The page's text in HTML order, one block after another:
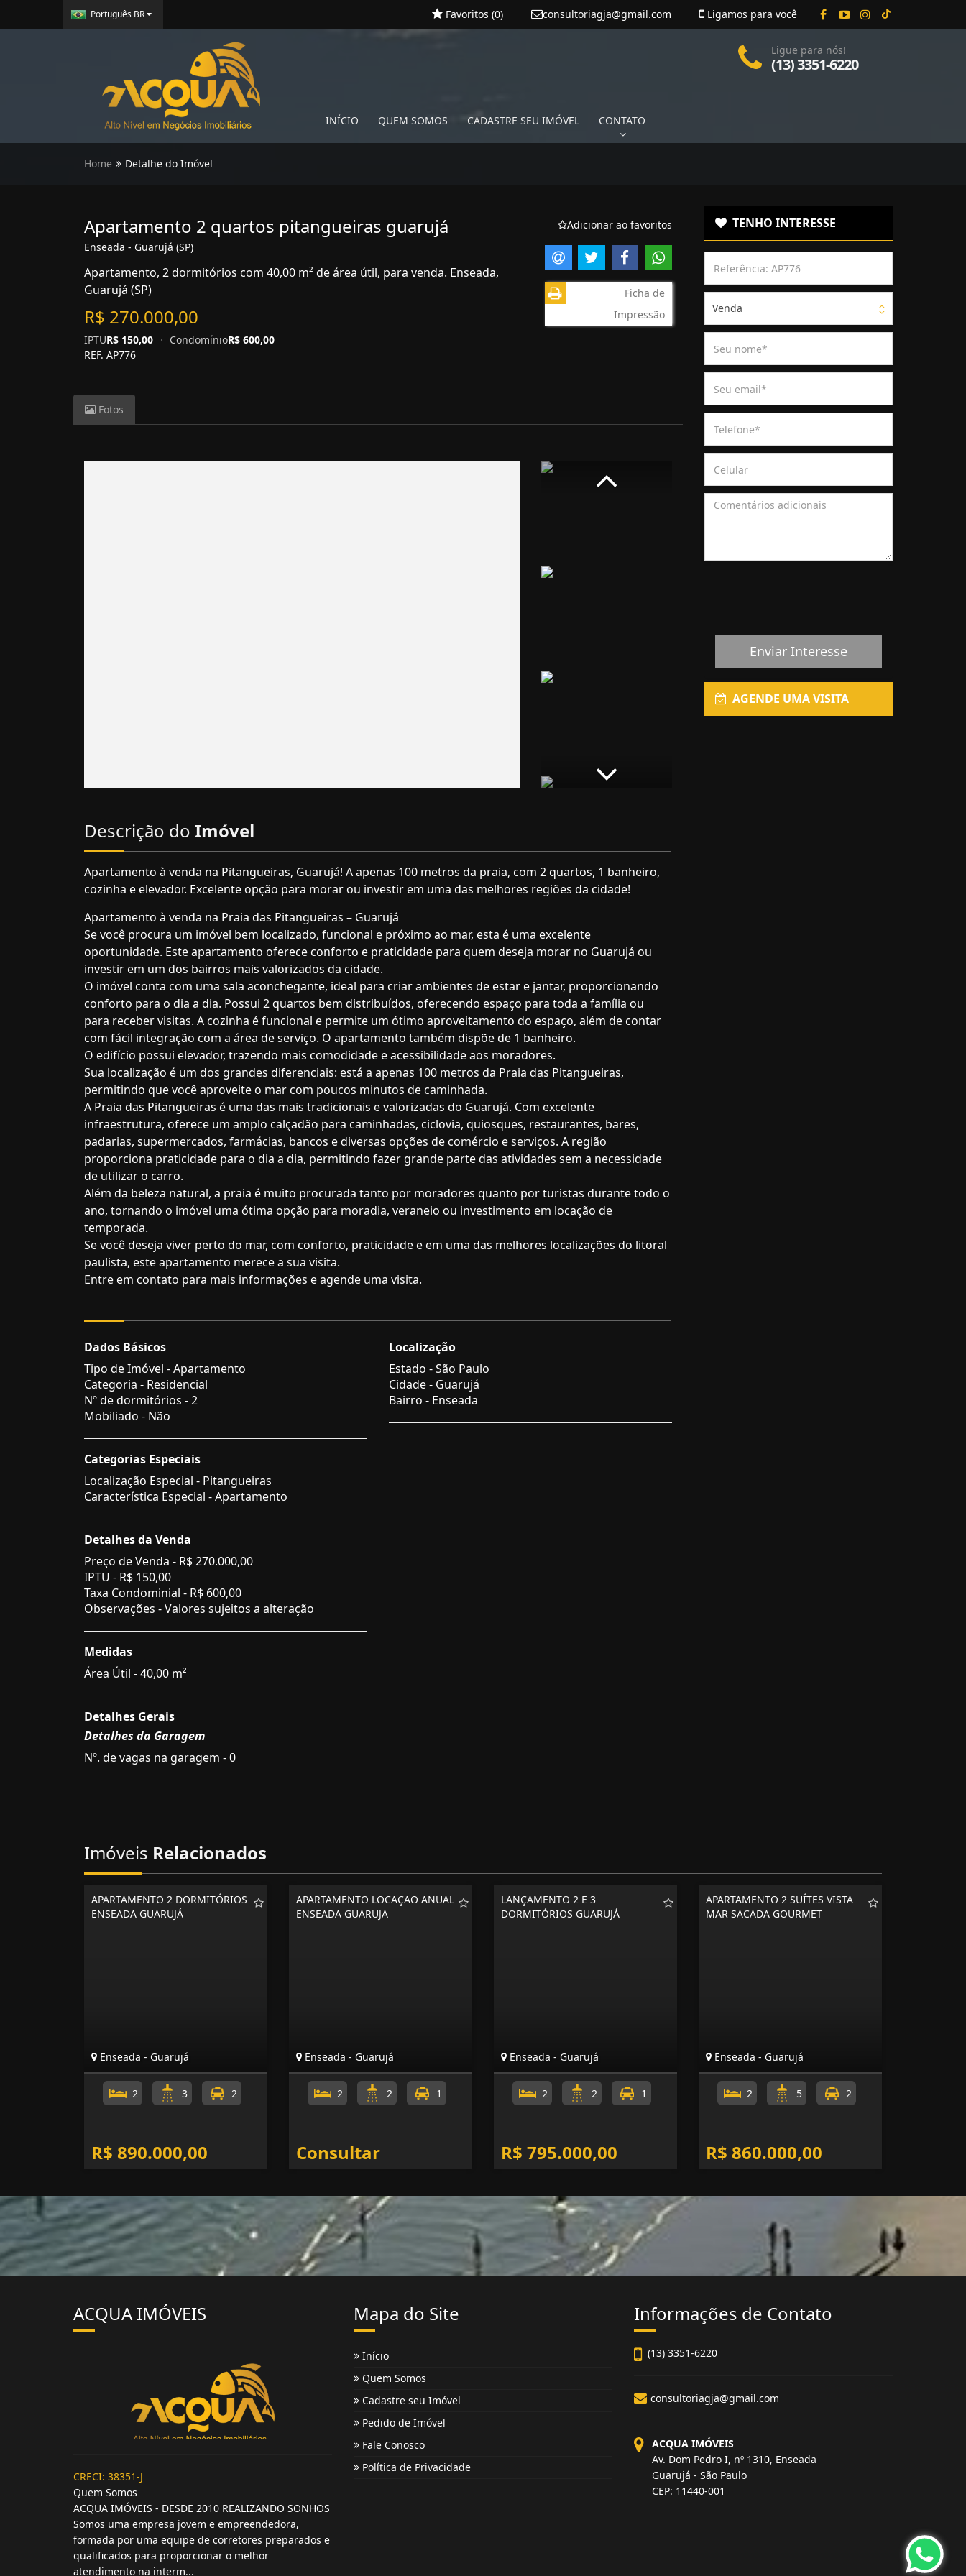
Português BR Ligamos para você
consultoriagja@gmail.com
Favoritos (0)
INÍCIO QUEM SOMOS CADASTRE SEU IMÓVEL CONTATO
Ligue para nós!
(13) 3351-6220
Home Detalhe do Imóvel
Apartamento 2 quartos pitangueiras guarujá
Enseada - Guarujá (SP)
Apartamento, 2 dormitórios com 40,00 m² de área útil, para venda. Enseada,
Guarujá (SP)
R$ 270.000,00
IPTUR$ 150,00 · CondomínioR$ 600,00
REF. AP776
Adicionar ao favoritos
Ficha de
Impressão
Fotos
Descrição do Imóvel
Apartamento à venda na Pitangueiras, Guarujá! A apenas 100 metros da praia, com 2 quartos, 1 banheiro,
cozinha e elevador. Excelente opção para morar ou investir em uma das melhores regiões da cidade!
Apartamento à venda na Praia das Pitangueiras – Guarujá
Se você procura um imóvel bem localizado, funcional e próximo ao mar, esta é uma excelente
oportunidade. Este apartamento oferece conforto e praticidade para quem deseja morar no Guarujá ou
investir em um dos bairros mais valorizados da cidade.
O imóvel conta com uma sala aconchegante, ideal para criar ambientes de estar e jantar, proporcionando
conforto para o dia a dia. Possui 2 quartos bem distribuídos, oferecendo espaço para toda a família ou
para receber visitas. A cozinha é funcional e permite um ótimo aproveitamento do espaço, além de contar
com fácil integração com a área de serviço. O apartamento também dispõe de 1 banheiro.
O edifício possui elevador, trazendo mais comodidade e acessibilidade aos moradores.
Sua localização é um dos grandes diferenciais: está a apenas 100 metros da Praia das Pitangueiras,
permitindo que você aproveite o mar com poucos minutos de caminhada.
A Praia das Pitangueiras é uma das mais tradicionais e valorizadas do Guarujá. Com excelente
infraestrutura, oferece um amplo calçadão para caminhadas, ciclovia, quiosques, restaurantes, bares,
padarias, supermercados, farmácias, bancos e diversas opções de comércio e serviços. A região
proporciona praticidade para o dia a dia, permitindo fazer grande parte das atividades sem a necessidade
de utilizar o carro.
Além da beleza natural, a praia é muito procurada tanto por moradores quanto por turistas durante todo o
ano, tornando o imóvel uma ótima opção para moradia, veraneio ou investimento em locação de
temporada.
Se você deseja viver perto do mar, com conforto, praticidade e em uma das melhores localizações do litoral
paulista, este apartamento merece a sua visita.
Entre em contato para mais informações e agende uma visita.
Dados Básicos
Tipo de Imóvel - Apartamento
Categoria - Residencial
Nº de dormitórios - 2
Mobiliado - Não
Categorias Especiais
Localização Especial - Pitangueiras
Característica Especial - Apartamento
Detalhes da Venda
Preço de Venda - R$ 270.000,00
IPTU - R$ 150,00
Taxa Condominial - R$ 600,00
Observações - Valores sujeitos a alteração
Medidas
Área Útil - 40,00 m²
Detalhes Gerais
Detalhes da Garagem
Nº. de vagas na garagem - 0
Localização
Estado -São Paulo
Cidade - Guarujá
Bairro - Enseada
TENHO INTERESSE
Venda
Enviar Interesse
AGENDE UMA VISITA
Imóveis Relacionados
APARTAMENTO 2 DORMITÓRIOS
ENSEADA GUARUJÁ
Enseada - Guarujá
2 3 2
R$ 890.000,00
APARTAMENTO LOCAÇAO ANUAL
ENSEADA GUARUJA
Enseada - Guarujá
2 2 1
Consultar
LANÇAMENTO 2 E 3
DORMITÓRIOS GUARUJÁ
Enseada - Guarujá
2 2 1
R$ 795.000,00
APARTAMENTO 2 SUÍTES VISTA
MAR SACADA GOURMET
Enseada - Guarujá
2 5 2
R$ 860.000,00
ACQUA IMÓVEIS
CRECI: 38351-J
Quem Somos
ACQUA IMÓVEIS - DESDE 2010 REALIZANDO SONHOS
Somos uma empresa jovem e empreendedora,
formada por uma equipe de corretores preparados e
qualificados para proporcionar o melhor
atendimento na interm...
Mapa do Site
Início
Quem Somos
Cadastre seu Imóvel
Pedido de Imóvel
Fale Conosco
Política de Privacidade
Informações de Contato
(13) 3351-6220
consultoriagja@gmail.com
ACQUA IMÓVEIS
Av. Dom Pedro I, nº 1310, Enseada
Guarujá - São Paulo
CEP: 11440-001